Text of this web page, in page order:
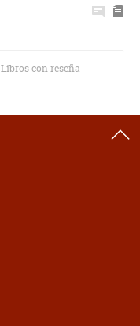
Libros con reseña